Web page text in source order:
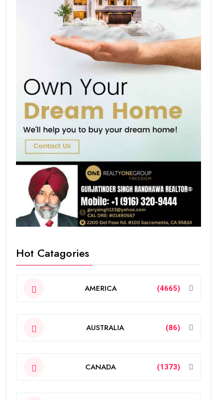
Hot Catagories
AMERICA (4665)
AUSTRALIA (86)
CANADA (1373)